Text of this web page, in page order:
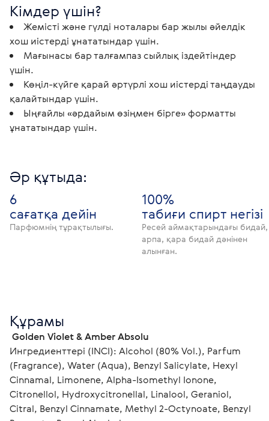
Кімдер үшін?
Жемісті және гүлді ноталары бар жылы әйелдік
хош иістерді ұнататындар үшін.
Мағынасы бар талғампаз сыйлық іздейтіндер
үшін.
Көңіл-күйге қарай әртүрлі хош иістерді таңдауды
қалайтындар үшін.
Ыңғайлы «әрдайым өзіңмен бірге» форматты
ұнататындар үшін.
Әр құтыда:
6
сағатқа дейін
Парфюмнің тұрақтылығы.
100%
табиғи спирт негізі
Ресей аймақтарындағы бидай,
арпа, қара бидай дәнінен
алынған.
Құрамы
Golden Violet & Amber Absolu
Ингредиенттері (INCI): Alcohol (80% Vol.), Parfum
(Fragrance), Water (Aqua), Benzyl Salicylate, Hexyl
Cinnamal, Limonene, Alpha-Isomethyl Ionone,
Citronellol, Hydroxycitronellal, Linalool, Geraniol,
Citral, Benzyl Cinnamate, Methyl 2-Octynoate, Benzyl